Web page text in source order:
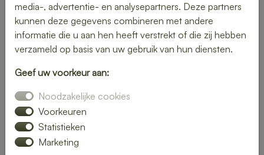
Verse lunch laten bezorgen in
Nijmegen – geniet zonder
zorgen
bezorgservice in Nijmegen. Van knapperige broodjes tot
kleurrijke salades – wij bezorgen jouw favoriete
lunchgerechten precies wanneer jij het nodig hebt. Ideaal
voor thuis, op kantoor of tijdens een vergadering.
media-, advertentie- en analysepartners. Deze partners
kunnen deze gegevens combineren met andere
informatie die u aan hen heeft verstrekt of die zij hebben
verzameld op basis van uw gebruik van hun diensten.
Geef uw voorkeur aan:
Noodzakelijke cookies
Voorkeuren
Statistieken
Marketing